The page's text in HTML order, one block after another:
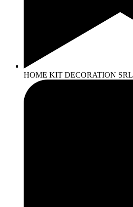
HOME KIT DECORATION SRL